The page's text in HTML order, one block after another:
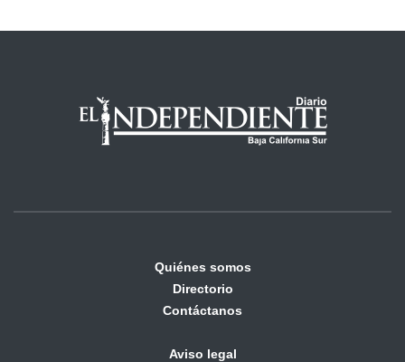
Quiénes somos
Directorio
Contáctanos
Aviso legal